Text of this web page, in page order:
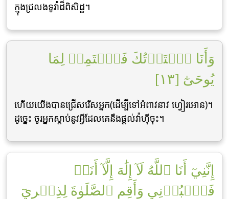
ក្នុងជ្រលងទូវ៉ាដ៏ពិសិដ្ឋ។
وَأَنَا ٱخۡتَرۡتُكَ فَٱسۡتَمِعۡ لِمَا
يُوحَىٰٓ [١٣]
ហើយយើងបានជ្រើសរើសអ្នក(ដើម្បីទៅអំពាវនាវ ហ្វៀរអោន)។
ដូចេ្នះ ចូរអ្នកស្ដាប់នូវអ្វីដែលគេនឹងផ្ដល់វ៉ាហ៊ីចុះ។
إِنَّنِيٓ أَنَا ٱللَّهُ لَآ إِلَٰهَ إِلَّآ أَنَا۠
فَٱعۡبُدۡنِي وَأَقِمِ ٱلصَّلَوٰةَ لِذِكۡرِيٓ